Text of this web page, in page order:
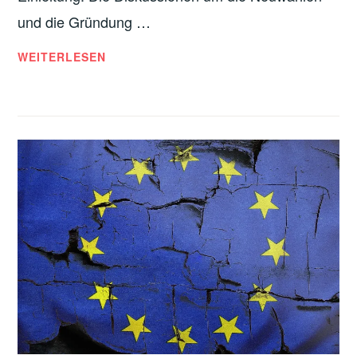
und die Gründung …
POSITIONSDISKUSSION
WIEN
SÜD
WEITERLESEN